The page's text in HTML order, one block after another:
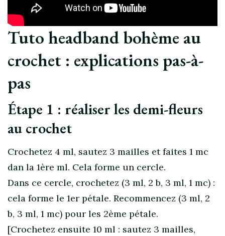
Tuto headband bohème au
crochet : explications pas-à-
pas
Étape 1 : réaliser les demi-fleurs
au crochet
Crochetez 4 ml, sautez 3 mailles et faites 1 mc
dan la 1ère ml. Cela forme un cercle.
Dans ce cercle, crochetez (3 ml, 2 b, 3 ml, 1 mc) :
cela forme le 1er pétale. Recommencez (3 ml, 2
b, 3 ml, 1 mc) pour les 2ème pétale.
[Crochetez ensuite 10 ml : sautez 3 mailles,